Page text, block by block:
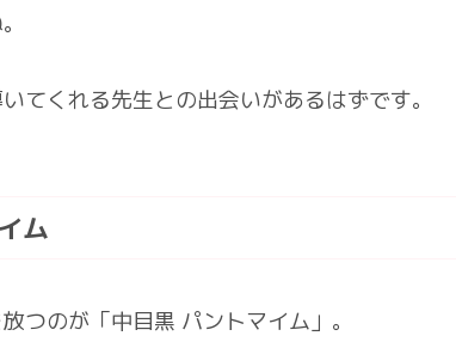
てくれる先生との出会いがあるはずです。
ム
つのが「中目黒 パントマイム」。